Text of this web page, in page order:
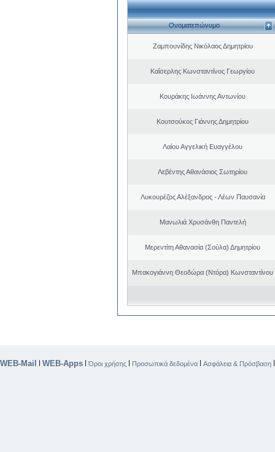
Ονοματεπώνυμο
Ζαμπουνίδης Νικόλαος Δημητρίου
Καΐσερλης Κωνσταντίνος Γεωργίου
Κουράκης Ιωάννης Αντωνίου
Κουτσούκος Γιάννης Δημητρίου
Λαίου Αγγελική Ευαγγέλου
Λεβέντης Αθανάσιος Σωτηρίου
Λυκουρέζος Αλέξανδρος - Λέων Παυσανία
Μανωλιά Χρυσάνθη Παντελή
Μερεντίτη Αθανασία (Σούλα) Δημητρίου
Μπακογιάννη Θεοδώρα (Ντόρα) Κωνσταντίνου
WEB-Mail | WEB-Apps |Όροι χρήσης | Προσωπικά δεδομένα | Ασφάλεια & Πρόσβαση